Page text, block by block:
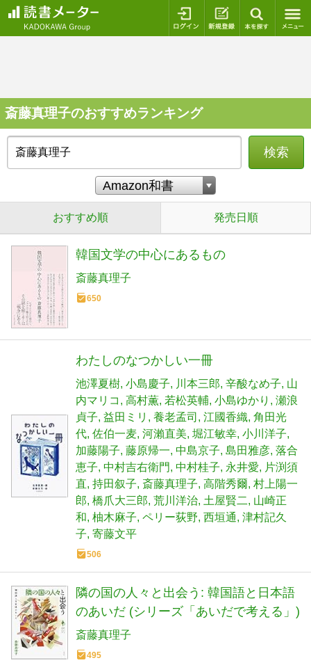
ログイン 新規登録
斎藤真理子のおすすめランキング
検索
おすすめ順 発売日順
韓国文学の中心にあるもの
斎藤真理子
650
わたしのなつかしい一冊
池澤夏樹 小島慶子 川本三郎 辛酸なめ子 山
内マリコ
高村薫 若松英輔 小島ゆかり
瀬浪
貞子 益田ミリ 養老孟司 江國香織 角田光
代 佐伯一麦 河瀨直美 堀江敏幸 小川洋子
加藤陽子 藤原帰一 中島京子 島田雅彦 落合
恵子 中村吉右衛門 中村桂子 永井愛
片渕須
直 持田叙子 斎藤真理子 高階秀爾 村上陽一
郎 橋爪大三郎 荒川洋治 土屋賢二
山崎正
和 柚木麻子 ペリー荻野 西垣通 津村記久
子 寄藤文平
506
隣の国の人々と出会う: 韓国語と日本語
のあいだ (シリーズ「あいだで考える」)
斎藤真理子
495